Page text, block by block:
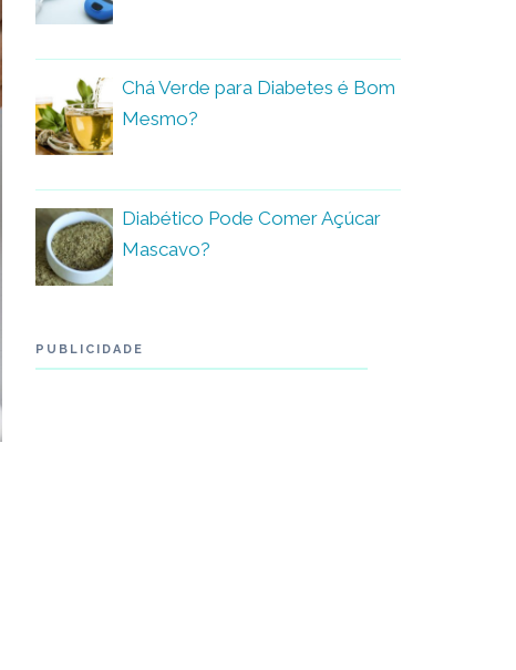
Chá Verde para Diabetes é Bom
Mesmo?
Diabético Pode Comer Açúcar
Mascavo?
PUBLICIDADE